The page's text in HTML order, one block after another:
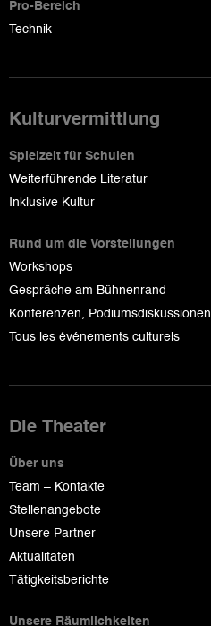
Pro-Bereich
Technik
Kulturvermittlung
Spielzeit für Schulen
Weiterführende Literatur
Inklusive Kultur
Rund um die Vorstellungen
Workshops
Gespräche am Bühnenrand
Konferenzen, Podiumsdiskussionen
Tous les événements culturels
Die Theater
Über uns
Team – Kontakte
Stellenangebote
Unsere Partner
Aktualitäten
Tätigkeitsberichte
Unsere Räumlichkeiten